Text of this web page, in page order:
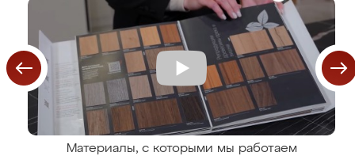
Материалы, с которыми мы работаем